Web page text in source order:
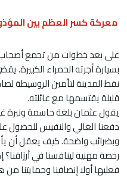
معركة كسر العظم بين
بسيارة أجرته الحمراء
نقط المدينة لتأمين الروسيطة
قليلة يقتسمها مع عائلته.
يقول عثمان بلغة حاسمة ونبرة
دفعنا الغالي والنفيس للحصول
وبضرائب واضحة. كيف يعقل أن
رخصة مهنية لينافسنا في أرزاقنا؟
فعليها أولا إنصافنا وحمايتنا